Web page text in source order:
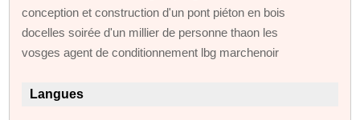
conception et construction d'un pont piéton en bois
docelles soirée d'un millier de personne thaon les
vosges agent de conditionnement lbg marchenoir
Langues